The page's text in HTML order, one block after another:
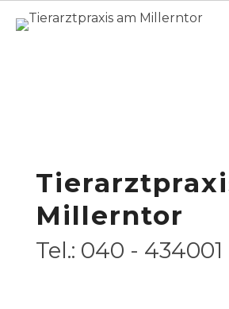
Millerntor
Tel.: 040 - 434001
Frettchen